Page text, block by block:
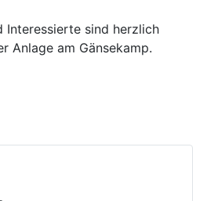
Interessierte sind herzlich
Anlage am Gänsekamp.